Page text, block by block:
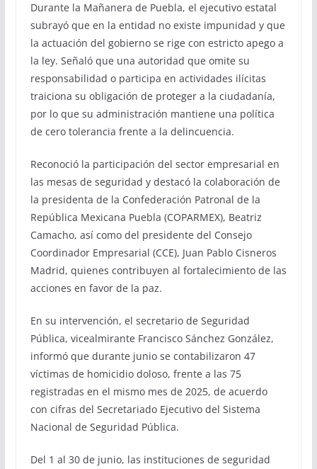
Durante la Mañanera de Puebla, el ejecutivo estatal
subrayó que en la entidad no existe impunidad y que
la actuación del gobierno se rige con estricto apego a
la ley. Señaló que una autoridad que omite su
responsabilidad o participa en actividades ilícitas
traiciona su obligación de proteger a la ciudadanía,
por lo que su administración mantiene una política
de cero tolerancia frente a la delincuencia.
Reconoció la participación del sector empresarial en
las mesas de seguridad y destacó la colaboración de
la presidenta de la Confederación Patronal de la
República Mexicana Puebla (COPARMEX), Beatriz
Camacho, así como del presidente del Consejo
Coordinador Empresarial (CCE), Juan Pablo Cisneros
Madrid, quienes contribuyen al fortalecimiento de las
acciones en favor de la paz.
En su intervención, el secretario de Seguridad
Pública, vicealmirante Francisco Sánchez González,
informó que durante junio se contabilizaron 47
víctimas de homicidio doloso, frente a las 75
registradas en el mismo mes de 2025, de acuerdo
con cifras del Secretariado Ejecutivo del Sistema
Nacional de Seguridad Pública.
Del 1 al 30 de junio, las instituciones de seguridad